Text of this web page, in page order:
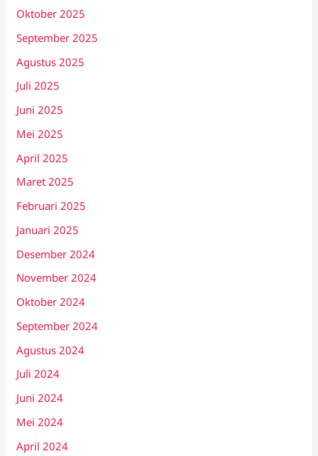
Oktober 2025
September 2025
Agustus 2025
Juli 2025
Juni 2025
Mei 2025
April 2025
Maret 2025
Februari 2025
Januari 2025
Desember 2024
November 2024
Oktober 2024
September 2024
Agustus 2024
Juli 2024
Juni 2024
Mei 2024
April 2024